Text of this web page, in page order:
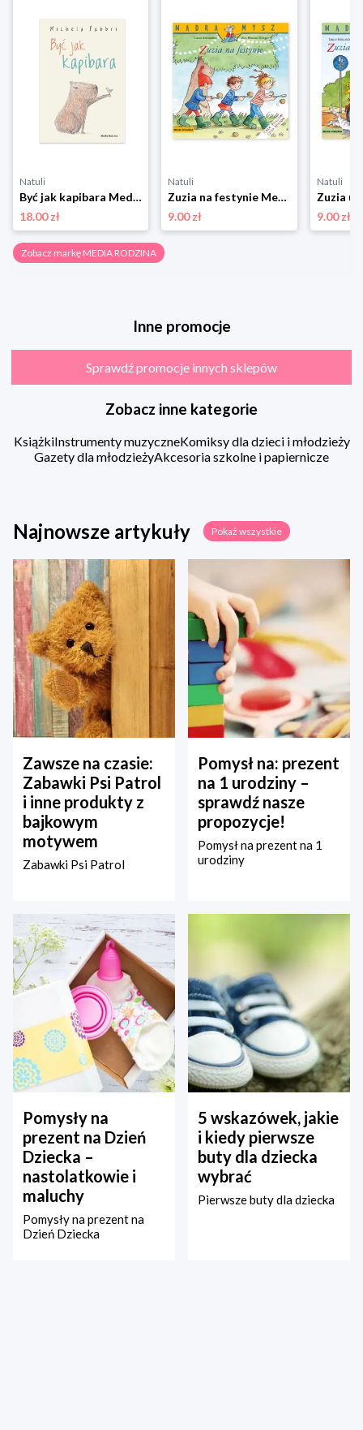
Natuli
Być jak kapibara Media rodzina
18.00 zł
Natuli
Zuzia na festynie Media rodzina
9.00 zł
Natuli
9.00 zł
Zobacz markę MEDIA RODZINA
Inne promocje
Sprawdź promocje innych sklepów
Zobacz inne kategorie
KsiążkiInstrumenty muzyczneKomiksy dla dzieci i młodzieży
Gazety dla młodzieżyAkcesoria szkolne i papiernicze
Najnowsze artykuły Pokaż wszystkie
Zawsze na czasie:
Zabawki Psi Patrol
i inne produkty z
bajkowym
motywem
Zabawki Psi Patrol
Pomysł na: prezent
na 1 urodziny –
sprawdź nasze
propozycje!
Pomysł na prezent na 1
urodziny
Pomysły na
prezent na Dzień
Dziecka –
nastolatkowie i
maluchy
Pomysły na prezent na
Dzień Dziecka
5 wskazówek, jakie
i kiedy pierwsze
buty dla dziecka
wybrać
Pierwsze buty dla dziecka